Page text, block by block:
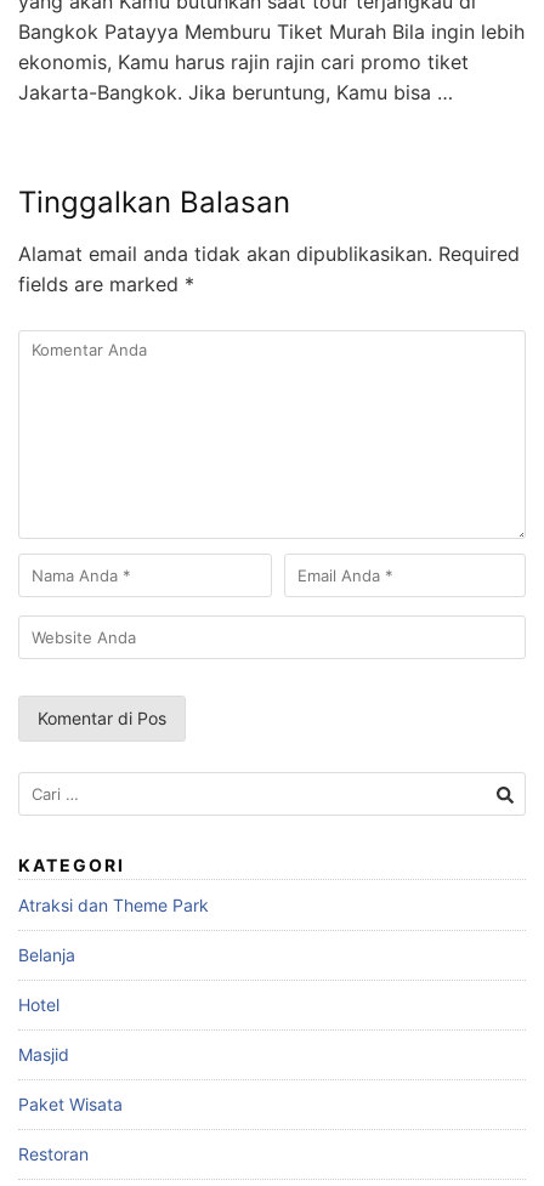
Bangkok Patayya Memburu Tiket Murah Bila ingin lebih
ekonomis, Kamu harus rajin rajin cari promo tiket
Jakarta-Bangkok. Jika beruntung, Kamu bisa …
Tinggalkan Balasan
Alamat email anda tidak akan dipublikasikan. Required
fields are marked *
Cari
untuk:
KATEGORI
Atraksi dan Theme Park
Belanja
Hotel
Masjid
Paket Wisata
Restoran